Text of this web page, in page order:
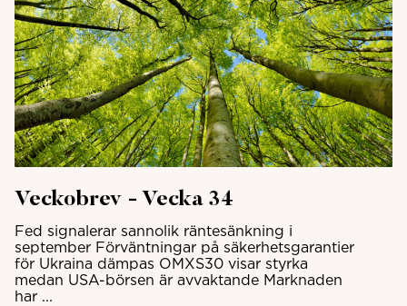
Veckobrev - Vecka 34
Fed signalerar sannolik räntesänkning i
september Förväntningar på säkerhetsgarantier
för Ukraina dämpas OMXS30 visar styrka
medan USA-börsen är avvaktande Marknaden
har ...